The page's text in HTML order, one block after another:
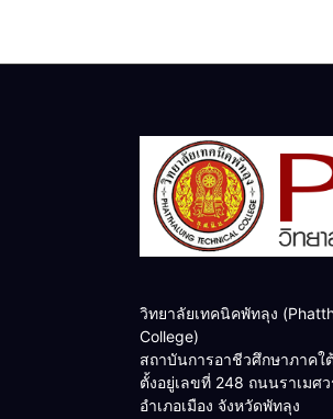
วิทยาลัยเทคนิคพัทลุง
College)
สถาบันการอาชีวศึกษาภาคใ
ตั้งอยู่เลขที่ 248 ถนนราเมศ
อำเภอเมือง จังหวัดพัทลุง